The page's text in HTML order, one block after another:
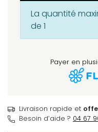
La quantité
de 1
Payer en
Livraison rapide et
Besoin d’aide ? 04 67